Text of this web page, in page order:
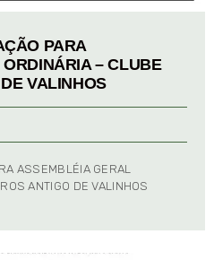
PARA
– CLUBE
VALINHOS
ASSEMBLÉIA GERAL
ANTIGO DE VALINHOS